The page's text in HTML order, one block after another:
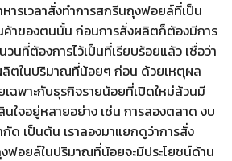
หารเวลาสั่งทำการสกรีนถุงฟอยล์ที่เป็น
าของตนนั้น ก่อนการสั่งผลิตก็ต้องมีการ
ที่ต้องการไว้เป็นที่เรียบร้อยแล้ว เชื่อว่า
ตในปริมาณที่น้อยๆ ก่อน ด้วยเหตุผล
ฉพาะกับธุรกิจรายน้อยที่เปิดใหม่ล้วนมี
ใจอยู่หลายอย่าง เช่น การลองตลาด งบ
ด เป็นต้น เราลองมาแยกดูว่าการสั่ง
อยล์ในปริมาณที่น้อยจะมีประโยชน์ด้าน